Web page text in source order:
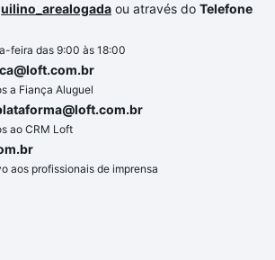
ou através do Telefone
feira das 9:00 às 18:00
a Fiança Aluguel
ao CRM Loft
aos profissionais de imprensa